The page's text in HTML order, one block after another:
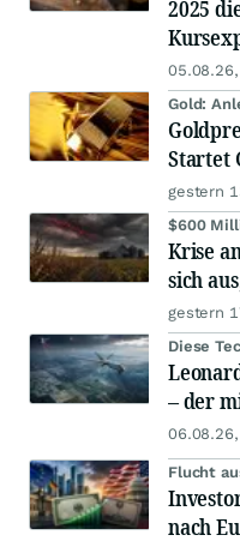
2025
Gold:
Startet
gestern
$600
Krise
sich
gestern
Diese
– der
Flucht
nach